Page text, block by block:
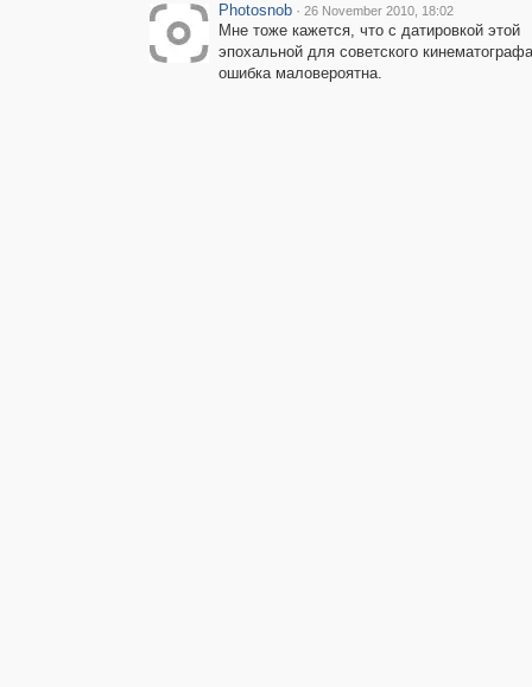
Photosnob · 26 November 2010, 18:02
Мне тоже кажется, что с датировкой этой
эпохальной для советского
ошибка маловероятна.